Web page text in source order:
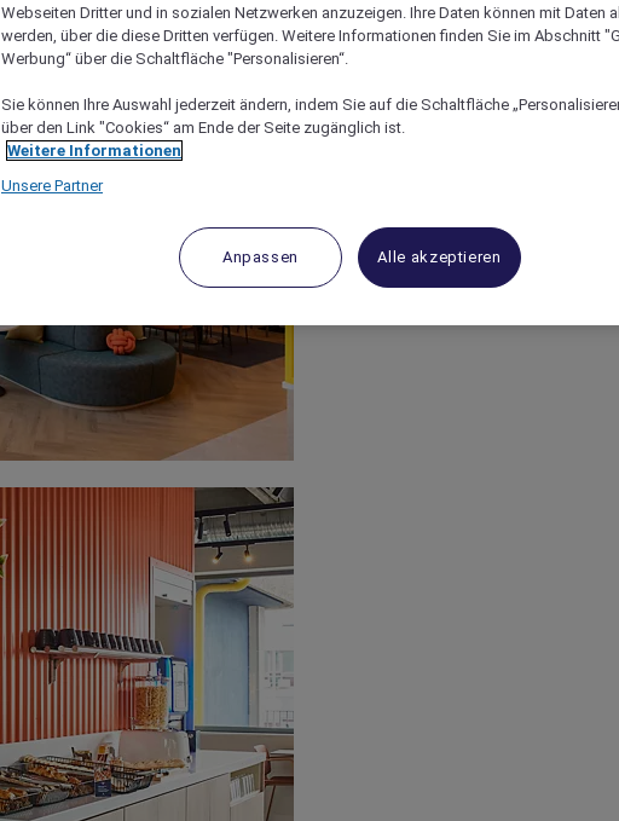
Webseiten Dritter und in sozialen Netzwerken anzuzeigen. Ihre Daten können mit Daten
werden, über die diese Dritten verfügen. Weitere Informationen finden Sie im Abschnitt
Werbung“ über die Schaltfläche "Personalisieren“.
Sie können Ihre Auswahl jederzeit ändern, indem Sie auf die Schaltfläche
über den Link "Cookies“ am Ende der Seite zugänglich ist.
Weitere Informationen
Unsere Partner
Anpassen Alle akzeptieren